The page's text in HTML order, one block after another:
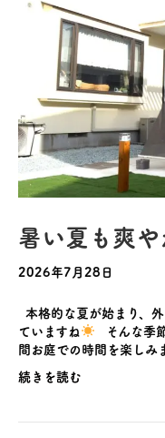
暑い夏も爽や
2026年7月28日
本格的な夏が始まり、
ていますね
そんな季
間お庭での時間を楽し
続きを読む